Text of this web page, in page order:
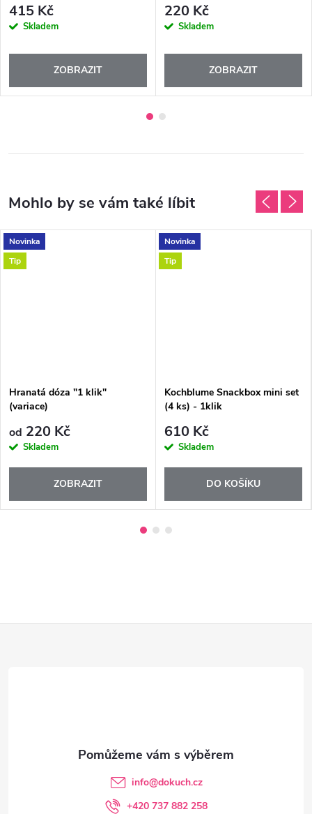
415 Kč
Skladem
ZOBRAZIT
220 Kč
Skladem
ZOBRAZIT
Novinka
Tip
Hranatá dóza "1 klik"
(variace)
od 220 Kč
Skladem
ZOBRAZIT
Novinka
Tip
Kochblume Snackbox mini set
(4 ks) - 1klik
610 Kč
Skladem
DO KOŠÍKU
info@dokuch.cz
+420 737 882 258